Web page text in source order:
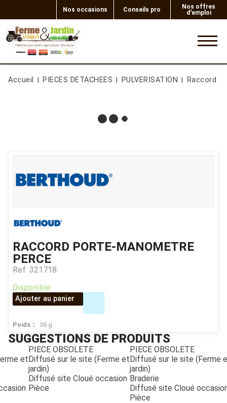
Nos occasions Conseils pro
Nos offres
d'emploi
Accueil PIECES DETACHEES PULVERISATION Raccord
RACCORD PORTE-MANOMETRE
PERCE
Ref. 321718
Poids 36 g
Disponible
Ajouter au panier
SUGGESTIONS DE PRODUITS
et
PIECE OBSOLETE
Diffusé sur le site (Ferme et
jardin)
Diffusé site Cloué occasion
Pièce
PIECE OBSOLETE
Diffusé sur le site (Ferme
jardin)
Braderie
Diffusé site Cloué
Pièce